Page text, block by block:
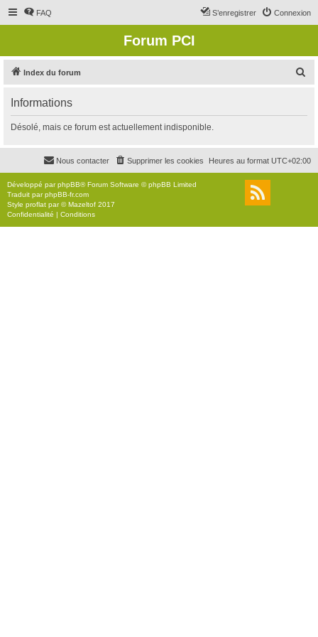
FAQ Connexion
S’enregistrer
Forum PCI
Index du forum
r
c
r
Informations
Désolé, mais ce forum est actuellement indisponible.
Heures au format UTC+02:00
Supprimer les cookies
Nous contacter
Développé parphpBB® Forum Software © phpBB Limited
Traduit parphpBB-fr.com
Style proflat par ©Mazeltof 2017
Confidentialité | Conditions